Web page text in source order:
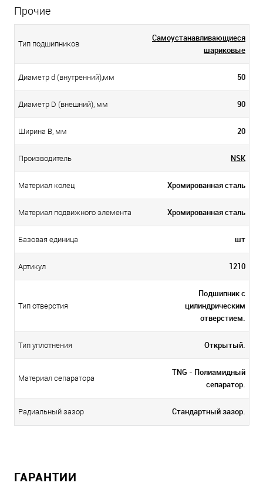
Прочие
Тип подшипников
Самоустанавливающиеся
шариковые
Диаметр d (внутренний),мм 50
Диаметр D (внешний), мм 90
Ширина B, мм 20
Производитель NSK
Материал колец Хромированная сталь
Материал подвижного элемента Хромированная сталь
Базовая единица шт
Артикул 1210
Тип отверстия
Подшипник с
цилиндрическим
отверстием.
Тип уплотнения Открытый.
Материал сепаратора
TNG - Полиамидный
сепаратор.
Радиальный зазор Стандартный зазор.
ГАРАНТИИ